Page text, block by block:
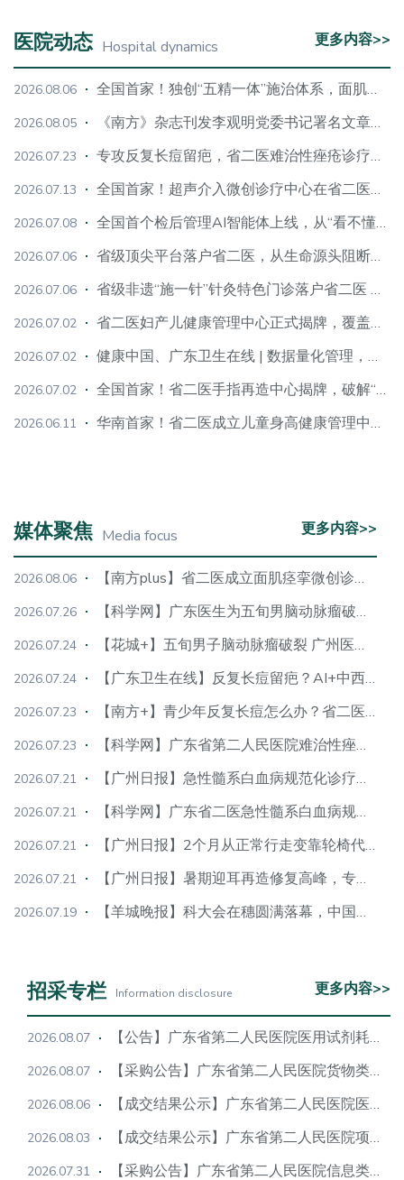
医院动态 Hospital dynamics 更多内容>>
2026.08.06 全国首家！独创“五精一体”施治体系，面肌痉挛微创诊疗中心落地省二医
2026.08.05 《南方》杂志刊发李观明党委书记署名文章《把准“关键密码” 写好惠民答卷》
2026.07.23 专攻反复长痘留疤，省二医难治性痤疮诊疗中心揭牌，AI+中西医双赋能
2026.07.13 全国首家！超声介入微创诊疗中心在省二医揭牌成立，超微创治疗各类难治性结节、囊肿
2026.07.08 全国首个检后管理AI智能体上线，从“看不懂”到“用得上”，检后管理有了“数字管家”
2026.07.06 省级顶尖平台落户省二医，从生命源头阻断遗传性疾病
2026.07.06 省级非遗“施一针”针灸特色门诊落户省二医 探索中医药传承创新新路径
2026.07.02 省二医妇产儿健康管理中心正式揭牌，覆盖母婴、女性、儿童全需求
2026.07.02 健康中国、广东卫生在线 | 数据量化管理，如何让一家三甲医院逆势增长
2026.07.02 全国首家！省二医手指再造中心揭牌，破解“修手失脚”困局，覆盖全年龄段手指缺损再造
2026.06.11 华南首家！省二医成立儿童身高健康管理中心，专注4-10岁长高黄金期，阶梯干预重构助长体系
媒体聚焦 Media focus 更多内容>>
2026.08.06 【南方plus】省二医成立面肌痉挛微创诊疗中心，新术式缩小手术探查范围
2026.07.26 【科学网】广东医生为五旬男脑动脉瘤破裂介入“拆弹”成功
2026.07.24 【花城+】五旬男子脑动脉瘤破裂 广州医生精准“拆弹”
2026.07.24 【广东卫生在线】反复长痘留疤？AI+中西医精准“战痘”！专家：避开这些祛痘误区
2026.07.23 【南方+】青少年反复长痘怎么办？省二医成立难治性痤疮诊疗中心
2026.07.23 【科学网】广东省第二人民医院难治性痤疮诊疗中心揭牌
2026.07.21 【广州日报】急性髓系白血病规范化诊疗中心在广东省第二人民医院正式挂牌
2026.07.21 【科学网】广东省二医急性髓系白血病规范化诊疗中心挂牌
2026.07.21 【广州日报】2个月从正常行走变靠轮椅代步，专家提醒四大危险信号
2026.07.21 【广州日报】暑期迎耳再造修复高峰，专项基金为困难家庭减免手术费
2026.07.19 【羊城晚报】科大会在穗圆满落幕，中国标准领跑全球
招采专栏 Information disclosure 更多内容>>
2026.08.07 【公告】广东省第二人民医院医用试剂耗材采购技术论证市场调研公告（第3次）
2026.08.07 【采购公告】广东省第二人民医院货物类项目技术论证及采购公告
2026.08.06 【成交结果公示】广东省第二人民医院医疗设备类项目成交结果公示
2026.08.03 【成交结果公示】广东省第二人民医院项目成交结果公示
2026.07.31 【采购公告】广东省第二人民医院信息类采购项目技术论证及采购公告（二次）